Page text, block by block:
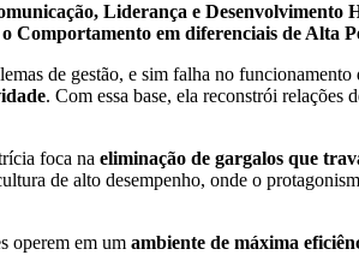
Liderança e Desenvolvimento
Comportamento em diferenciais de Alta
de gestão, e sim falha no
. Com essa base, ela reconstrói relações
foca na eliminação de gargalos que
de alto desempenho, onde o
operem em um ambiente de máxima